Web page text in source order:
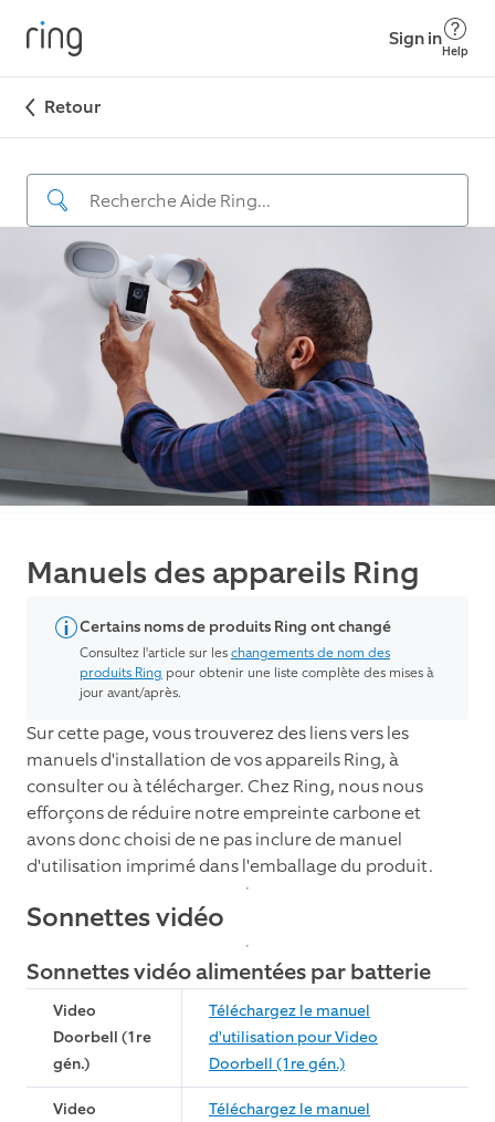
Sign in
Help
Retour
Manuels des appareils Ring
Certains noms de produits Ring ont changé
Consultez l'article sur leschangements de nom des
produits Ring pour obtenir une liste complète des mises à
jour avant/après.
Sur cette page, vous trouverez des liens vers les
manuels d'installation de vos appareils Ring, à
consulter ou à télécharger. Chez Ring, nous nous
efforçons de réduire notre empreinte carbone et
avons donc choisi de ne pas inclure de manuel
d'utilisation imprimé dans l'emballage du produit.
Sonnettes vidéo
Sonnettes vidéo alimentées par batterie
Video
Doorbell (1re
gén.)
Téléchargez le manuel
d'utilisation pour Video
Doorbell (1re gén.)
Video
Téléchargez le manuel